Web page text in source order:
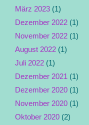
März 2023 (1)
Dezember 2022 (1)
November 2022 (1)
August 2022 (1)
Juli 2022 (1)
Dezember 2021 (1)
Dezember 2020 (1)
November 2020 (1)
Oktober 2020 (2)